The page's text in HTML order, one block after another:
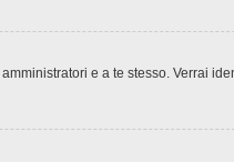
e a te stesso. Verrai